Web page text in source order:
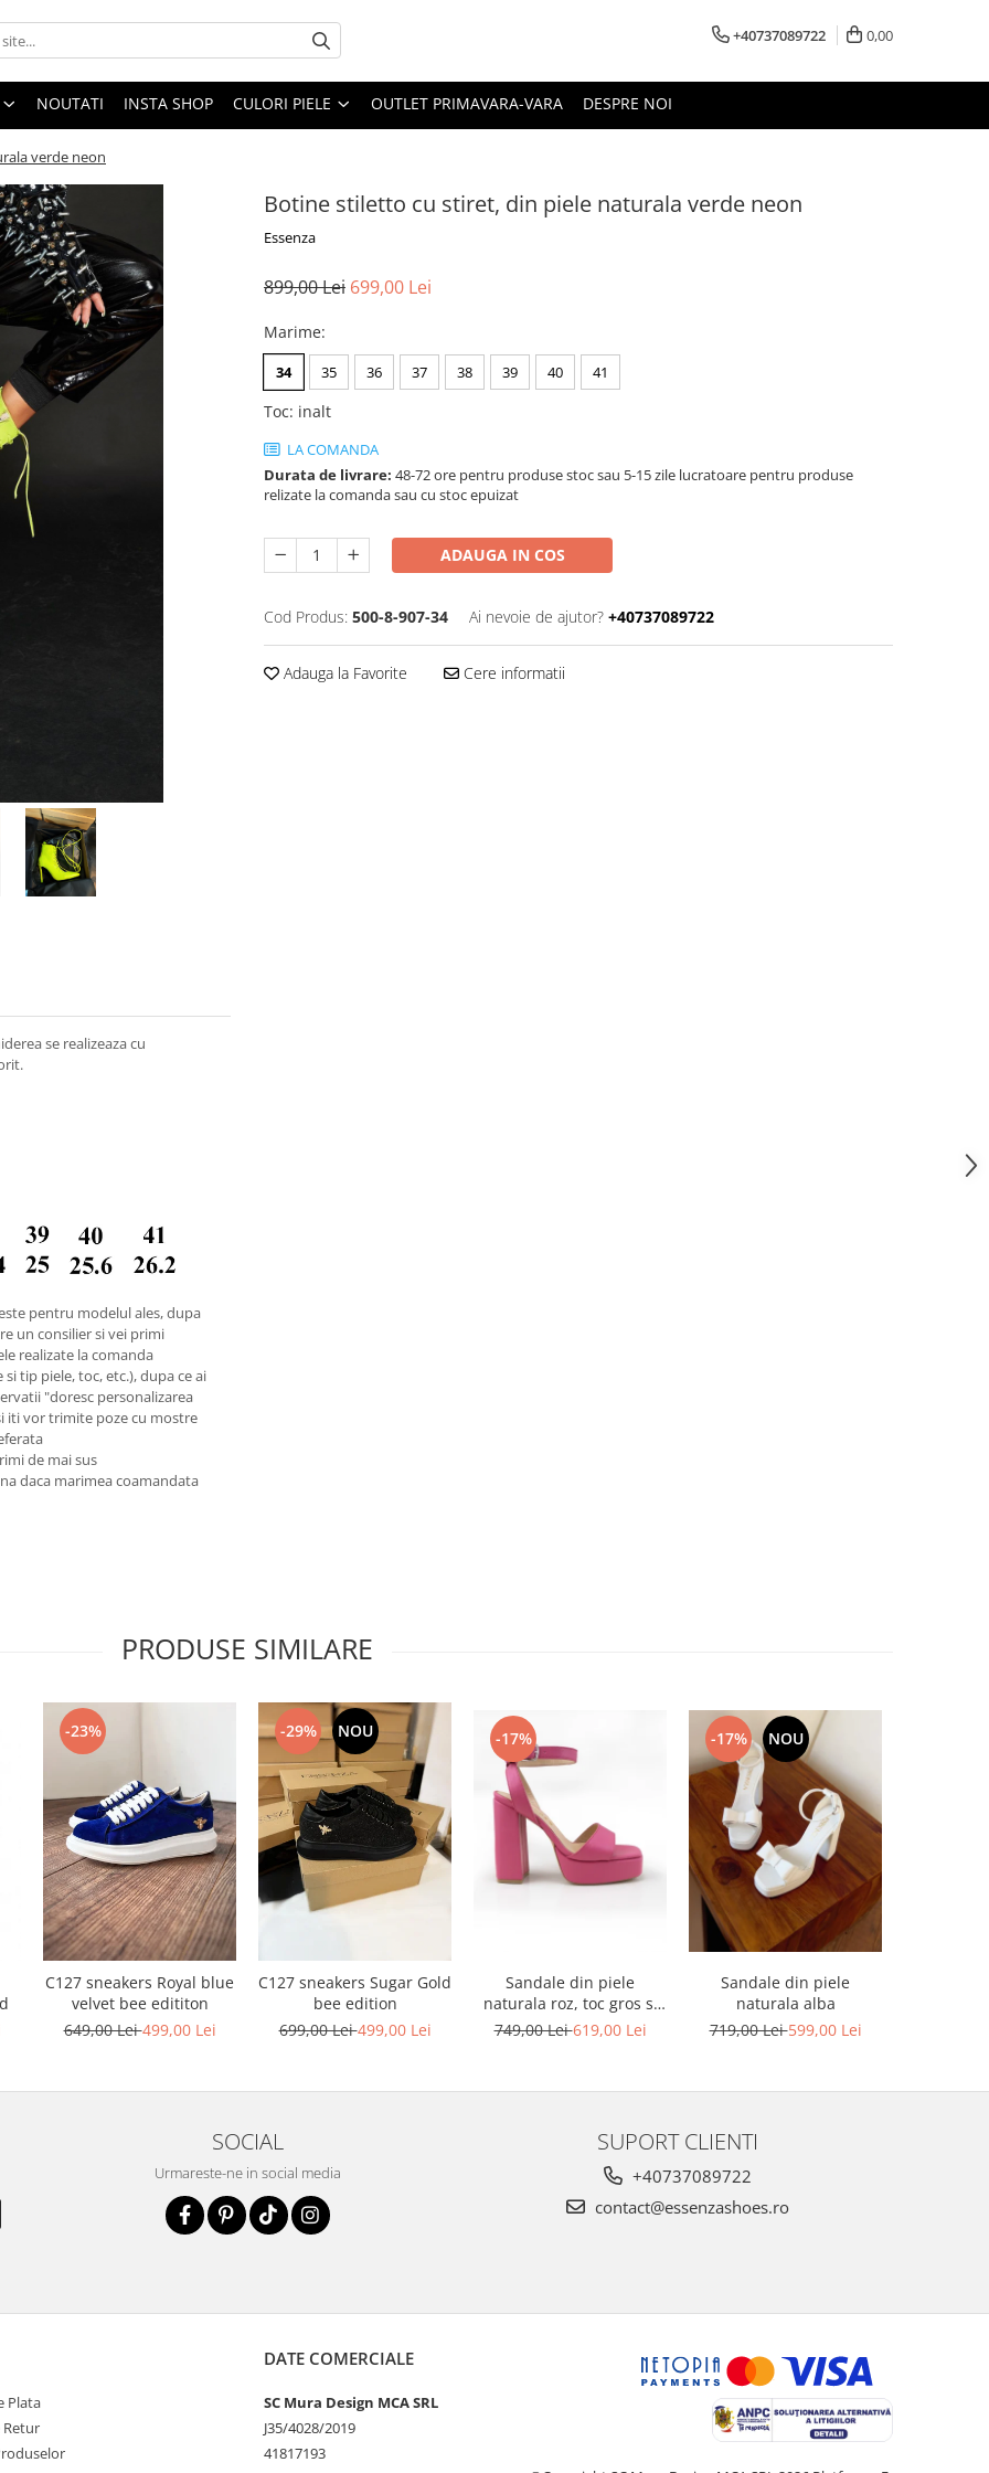
+40737089722 0,00
NOUTATI INSTA SHOP CULORI PIELE OUTLET PRIMAVARA-VARA DESPRE NOI
verde neon
Botine stiletto cu stiret, din piele naturala verde neon
Essenza
899,00 Lei 699,00 Lei
Marime:
34 35 36 37 38 39 40 41
Toc: inalt
LA COMANDA
Durata de livrare: 48-72 ore pentru produse stoc sau 5-15 zile lucratoare pentru produse
relizate la comanda sau cu stoc epuizat
ADAUGA IN COS
Cod Produs: 500-8-907-34 Ai nevoie de ajutor? +40737089722
Adauga la Favorite Cere informatii
se realizeaza cu
pentru modelul ales, dupa
un consilier si vei primi
realizate la comanda
tip piele, toc, etc.), dupa ce ai
"doresc personalizarea
iti vor trimite poze cu mostre
de mai sus
daca marimea coamandata
PRODUSE SIMILARE
-23%
C127 sneakers Royal blue
velvet bee edititon
649,00 Lei499,00 Lei
-29% NOU
C127 sneakers Sugar Gold
bee edition
699,00 Lei499,00 Lei
-17%
Sandale din piele
naturala roz, toc gros si
platforma
749,00 Lei619,00 Lei
-17% NOU
Sandale din piele
naturala alba
719,00 Lei599,00 Lei
SOCIAL
Urmareste-ne in social media
SUPORT CLIENTI
+40737089722
contact@essenzashoes.ro
Plata
Retur
DATE COMERCIALE
SC Mura Design MCA SRL
J35/4028/2019
41817193